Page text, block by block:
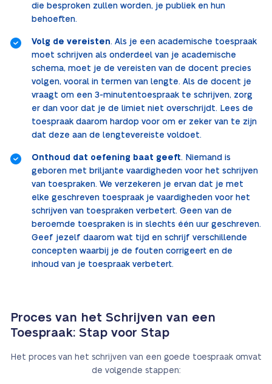
die besproken zullen worden, je publiek en hun
behoeften.
Volg de vereisten. Als je een academische toespraak
moet schrijven als onderdeel van je academische
schema, moet je de vereisten van de docent precies
volgen, vooral in termen van lengte. Als de docent je
vraagt om een 3-minutentoespraak te schrijven, zorg
er dan voor dat je de limiet niet overschrijdt. Lees de
toespraak daarom hardop voor om er zeker van te zijn
dat deze aan de lengtevereiste voldoet.
Onthoud dat oefening baat geeft. Niemand is
geboren met briljante vaardigheden voor het schrijven
van toespraken. We verzekeren je ervan dat je met
elke geschreven toespraak je vaardigheden voor het
schrijven van toespraken verbetert. Geen van de
beroemde toespraken is in slechts één uur geschreven.
Geef jezelf daarom wat tijd en schrijf verschillende
concepten waarbij je de fouten corrigeert en de
inhoud van je toespraak verbetert.
Proces van het Schrijven van een
Toespraak: Stap voor Stap
Het proces van het schrijven van een goede toespraak omvat
de volgende stappen: